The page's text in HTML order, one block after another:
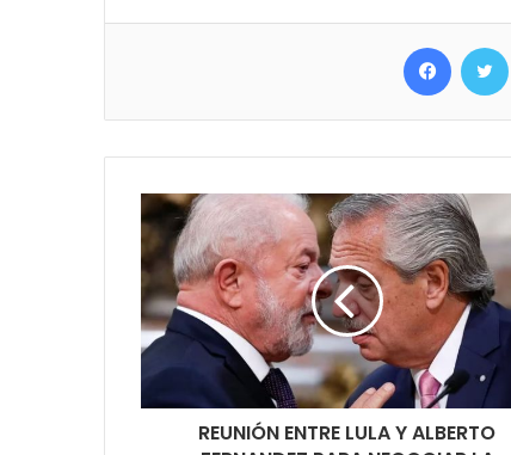
Facebook
REUNIÓN ENTRE LULA Y ALBERTO